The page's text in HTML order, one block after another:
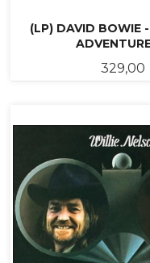
(LP) DAVID BOWIE
Pris
329,00